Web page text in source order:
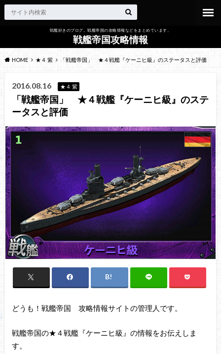
戦艦好きのブログ。戦艦帝国の攻略情報などをまとめています。
戦艦帝国攻略情報
HOME ★４ 紫 「戦艦帝国」 ★４戦艦『ケーニヒ級』のステータスと評価
2016.08.16 ★４ 紫
「戦艦帝国」 ★４戦艦『ケーニヒ級』のステ
ータスと評価
どうも！戦艦帝国 攻略情報サイトの管理人です。
戦艦帝国の★４戦艦『ケーニヒ級』の情報をお伝えしま
す。